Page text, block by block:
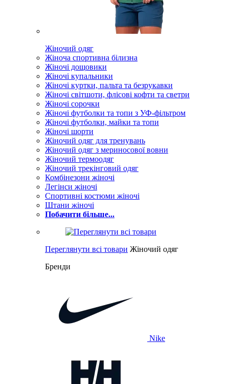
Жіночий одяг
Жіноча спортивна білизна
Жіночі дощовики
Жіночі купальники
Жіночі куртки, пальта та безрукавки
Жіночі світшоти, флісові кофти та светри
Жіночі сорочки
Жіночі футболки та топи з УФ-фільтром
Жіночі футболки, майки та топи
Жіночі шорти
Жіночий одяг для тренувань
Жіночий одяг з мериносової вовни
Жіночий термоодяг
Жіночий трекінговий одяг
Комбінезони жіночі
Легінси жіночі
Спортивні костюми жіночі
Штани жіночі
Побачити більше...
Переглянути всі товари Жіночий одяг
Бренди
Nike